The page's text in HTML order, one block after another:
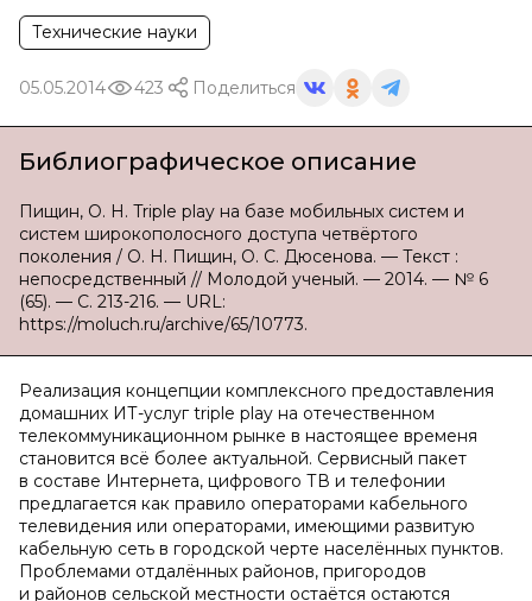
Технические науки
05.05.2014 423 Поделиться
Библиографическое описание
Пищин, О. Н. Triple play на базе мобильных систем и
систем широкополосного доступа четвёртого
поколения / О. Н. Пищин, О. С. Дюсенова. — Текст :
непосредственный // Молодой ученый. — 2014. — № 6
(65). — С. 213-216. — URL:
https://moluch.ru/archive/65/10773.
Реализация концепции комплексного предоставления
домашних ИТ-услуг triple play на отечественном
телекоммуникационном рынке в настоящее временя
становится всё более актуальной. Сервисный пакет
в составе Интернета, цифрового ТВ и телефонии
предлагается как правило операторами кабельного
телевидения или операторами, имеющими развитую
кабельную сеть в городской черте населённых пунктов.
Проблемами отдалённых районов, пригородов
и районов сельской местности остаётся остаются